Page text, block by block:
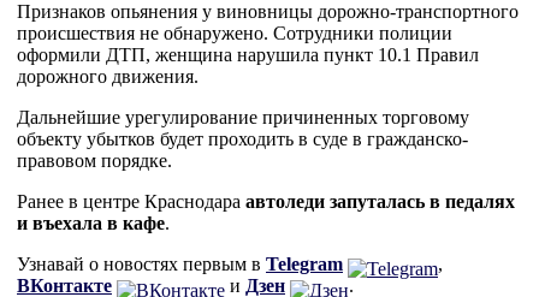
Признаков опьянения у виновницы дорожно-транспортного
происшествия не обнаружено. Сотрудники полиции
оформили ДТП, женщина нарушила пункт 10.1 Правил
дорожного движения.
Дальнейшие урегулирование причиненных торговому
объекту убытков будет проходить в суде в гражданско-
правовом порядке.
Ранее в центре Краснодара автоледи запуталась в педалях
и въехала в кафе.
Узнавай о новостях первым в Telegram
,
ВКонтакте
и Дзен .